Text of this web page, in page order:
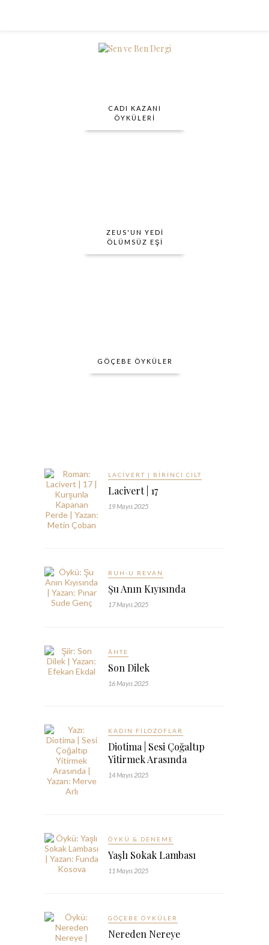
CADI KAZANI
ÖYKÜLERI
ZEUS'UN YEDI
ÖLÜMSÜZ EŞI
GÖÇEBE ÖYKÜLER
LACIVERT | BIRINCI CILT
Lacivert | 17
19 Mayıs 2025
RUH-U REVAN
Şu Anın Kıyısında
17 Mayıs 2025
ÂHTE
Son Dilek
16 Mayıs 2025
KADIN FILOZOFLAR
Diotima | Sesi Çoğaltıp
Yitirmek Arasında
14 Mayıs 2025
ÖYKÜ & DENEME
Yaşlı Sokak Lambası
11 Mayıs 2025
GÖÇEBE ÖYKÜLER
Nereden Nereye